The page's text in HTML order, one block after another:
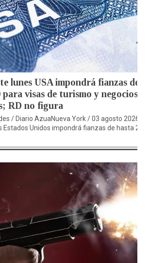
lunes USA impondrá fianzas de
visas de turismo y negocios a
RD no figura
/ Diario AzuaNueva York / 03 agosto 2026.-A
Unidos impondrá fianzas de hasta 20